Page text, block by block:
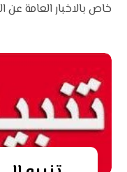
خاص بالاخبار العامة عن